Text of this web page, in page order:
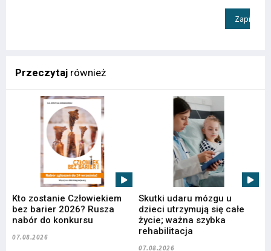
Zapisz
Przeczytaj również
Kto zostanie Człowiekiem
bez barier 2026? Rusza
nabór do konkursu
07.08.2026
Skutki udaru mózgu u
dzieci utrzymują się całe
życie; ważna szybka
rehabilitacja
07.08.2026